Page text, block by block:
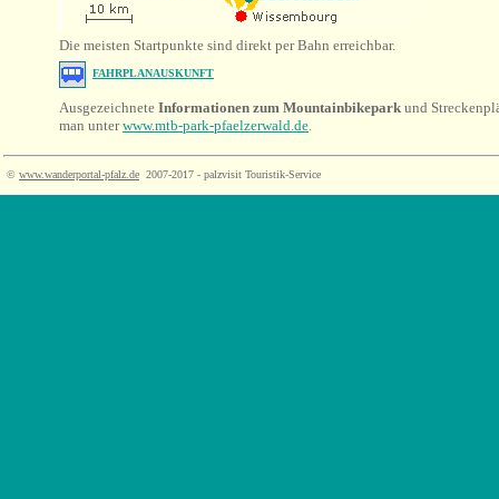
Die meisten Startpunkte sind direkt per Bahn erreichbar.
FAHRPLANAUSKUNFT
Ausgezeichnete Informationen zum Mountainbikepark und
man unterwww.mtb-park-pfaelzerwald.de.
© www.wanderportal-pfalz.de 2007-2017 - palzvisit Touristik-Service